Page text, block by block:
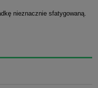
nieznacznie sfatygowaną.